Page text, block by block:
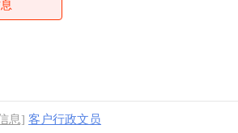
息] 客户行政文员